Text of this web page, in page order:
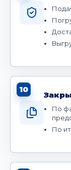
10
По
По